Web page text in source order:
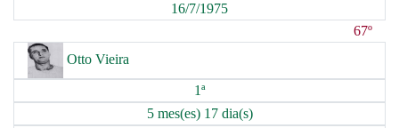
16/7/1975
67º
Otto Vieira
1ª
5 mes(es) 17 dia(s)